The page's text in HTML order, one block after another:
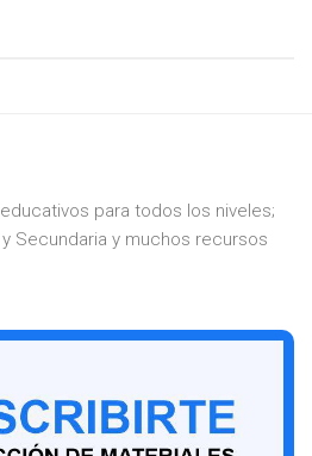
para todos los niveles;
y Secundaria y muchos recursos